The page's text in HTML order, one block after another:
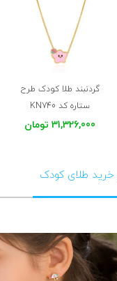
گردنبند طلا کودک طرح
ستاره کد KN740
31,326,000 تومان
خرید طلای کودک